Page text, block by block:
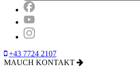
+43 7724 2107
MAUCH KONTAKT